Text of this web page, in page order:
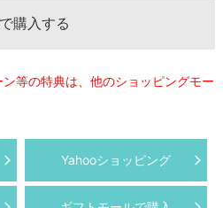
購入する
等の特典は、他のショッピングモー
Yahooショッピング